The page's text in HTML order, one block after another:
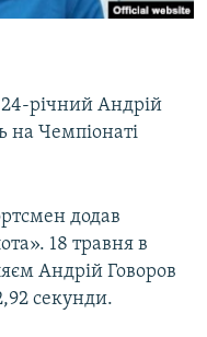
річний Андрій
на Чемпіонаті
додав
18 травня в
Андрій Говоров
секунди.